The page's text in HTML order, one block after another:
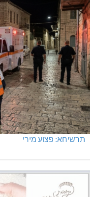
תרשיחא: פצוע מירי